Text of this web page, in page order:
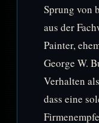
Sprung von
aus der
Painter,
George W.
Verhalten
dass eine